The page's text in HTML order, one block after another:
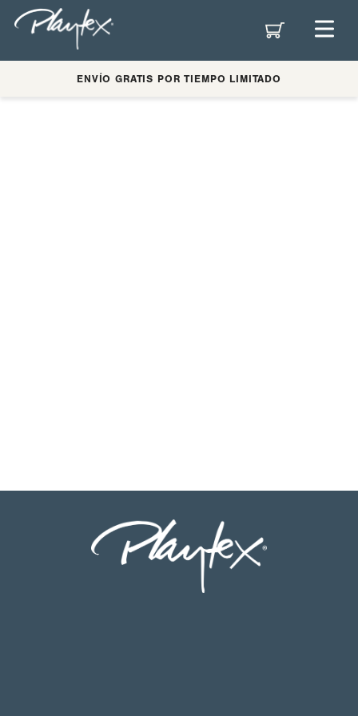
ENVÍO GRATIS POR TIEMPO LIMITADO